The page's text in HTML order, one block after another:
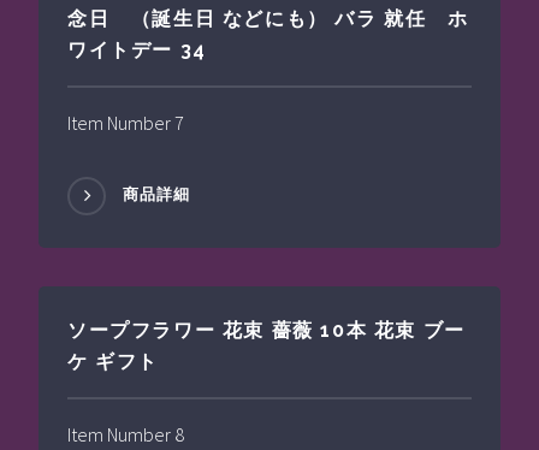
念日 （誕生日 などにも） バラ 就任 ホ
ワイトデー 34
Item Number 7
商品詳細
ソープフラワー 花束 薔薇 10本 花束 ブー
ケ ギフト
Item Number 8